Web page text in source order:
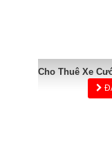
Cho Thuê Xe